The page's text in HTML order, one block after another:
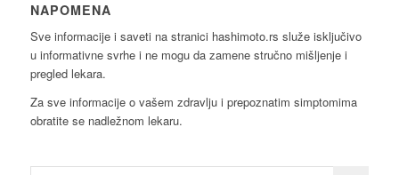
NAPOMENA
Sve informacije i saveti na stranici hashimoto.rs služe isključivo
u informativne svrhe i ne mogu da zamene stručno mišljenje i
pregled lekara.
Za sve informacije o vašem zdravlju i prepoznatim simptomima
obratite se nadležnom lekaru.